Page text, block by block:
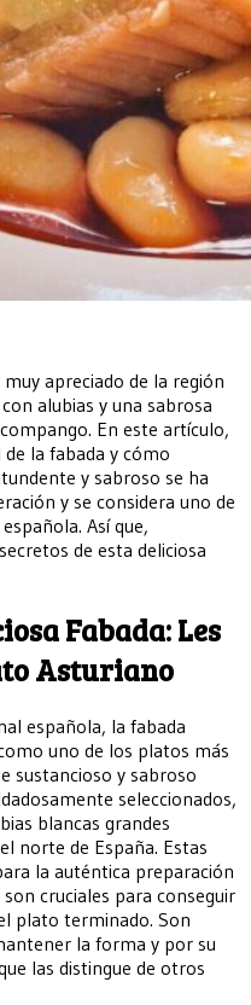
apreciado de la región
alubias y una sabrosa
En este artículo,
la fabada y cómo
y sabroso se ha
y se considera uno de
Así que,
de esta deliciosa
Fabada: Les
Asturiano
española, la fabada
uno de los platos más
sustancioso y sabroso
seleccionados,
blancas grandes
norte de España. Estas
la auténtica preparación
cruciales para conseguir
plato terminado. Son
la forma y por su
las distingue de otros